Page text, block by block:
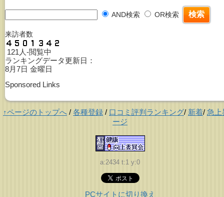
AND検索 OR検索
来訪者数
121人-閲覧中
ランキングデータ更新日：
8月7日 金曜日
Sponsored Links
↑ページのトップへ / 各種登録 / 口コミ評判ランキング/ 新着/ 急上
ージ
a:2434 t:1 y:0
PCサイトに切り換え